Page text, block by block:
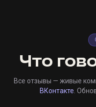
Что
Все отзывы — живые
ВКонтакте .